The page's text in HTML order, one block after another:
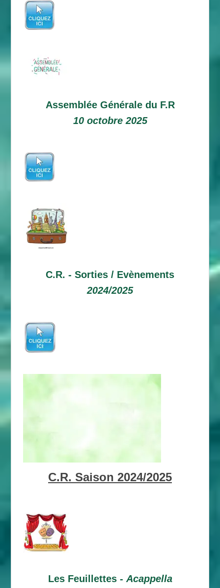
Assemblée Générale du F.R
10 octobre 2025
C.R. - Sorties / Evènements
2024/2025
C.R. Saison 2024/2025
Les Feuillettes - Acappella